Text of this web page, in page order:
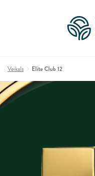
Veikals Elite Club 12